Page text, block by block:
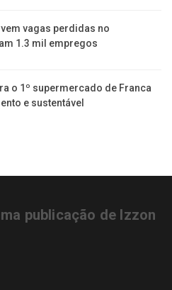
vagas perdidas no
1.3 mil empregos
o 1º supermercado de Franca
e sustentável
publicação de Izzon